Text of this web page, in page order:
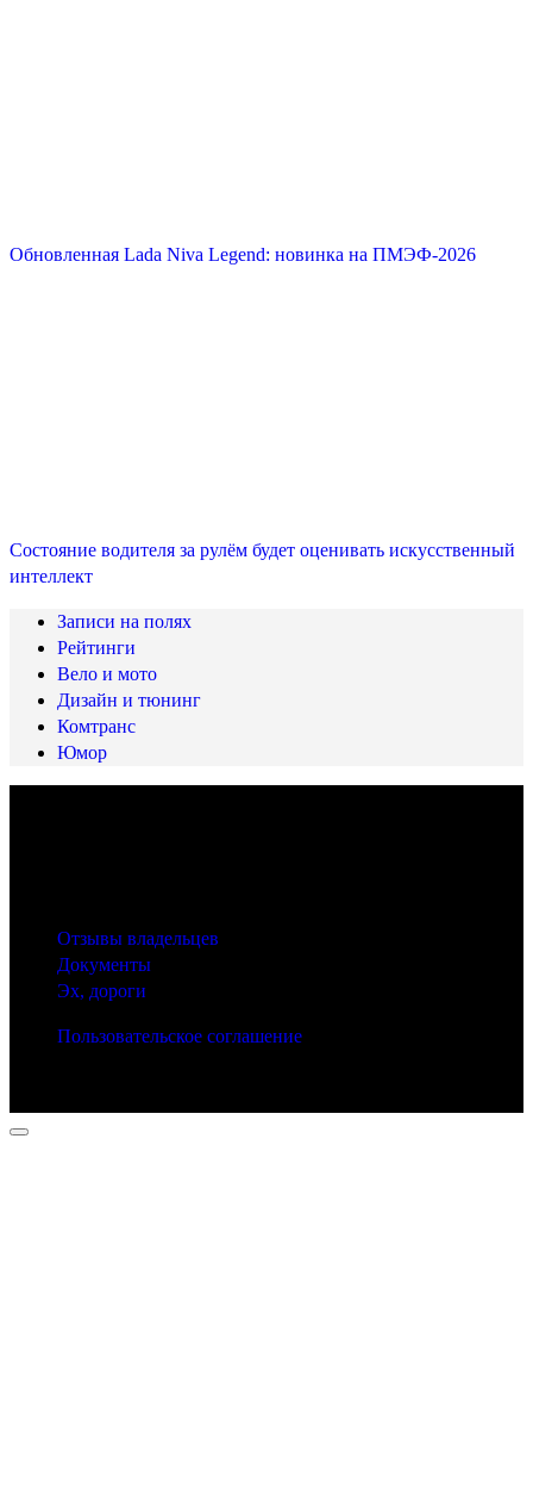
Обновленная Lada Niva Legend: новинка на ПМЭФ-2026
Состояние водителя за рулём будет оценивать искусственный
интеллект
Записи на полях
Рейтинги
Вело и мото
Дизайн и тюнинг
Комтранс
Юмор
Отзывы владельцев
Документы
Эх, дороги
Пользовательское соглашение